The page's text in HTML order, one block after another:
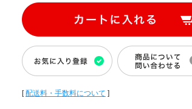
[配送料・手数料について ]